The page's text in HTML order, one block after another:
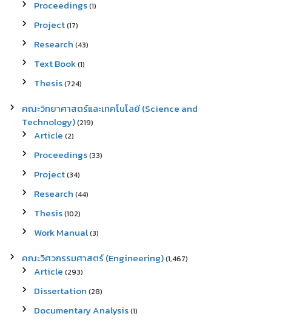
Proceedings(1)
Project(17)
Research (43)
Text Book(1)
Thesis(724)
คณะวิทยาศาสตร์และเทคโนโลยี (Science and
Technology)(219)
Article (2)
Proceedings(33)
Project(34)
Research (44)
Thesis(102)
Work Manual(3)
คณะวิศวกรรมศาสตร์ (Engineering)(1,467)
Article (293)
Dissertation (28)
Documentary Analysis(1)